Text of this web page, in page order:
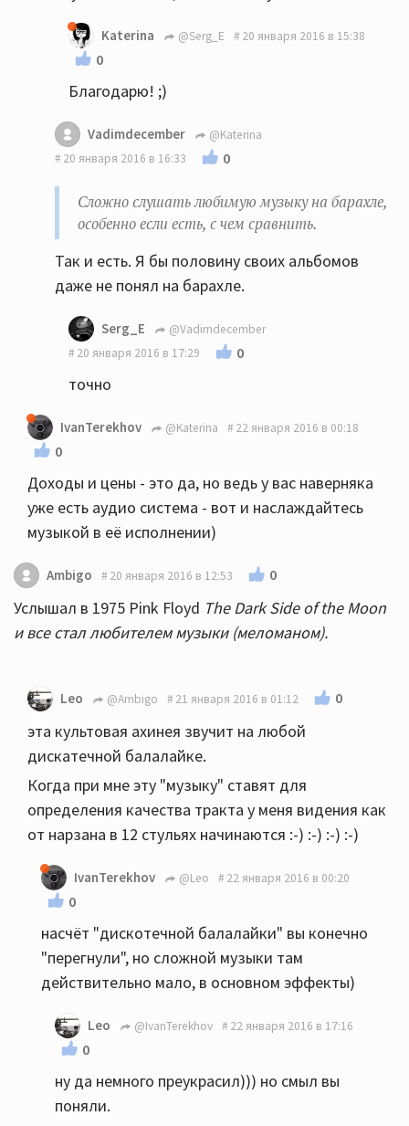
Katerina @Serg_E 20 января 2016 в 15:38
0
Благодарю! ;)
Vadimdecember
@Katerina
20 января 2016 в 16:33
0
Сложно слушать любимую музыку на барахле,
особенно если есть, с чем сравнить.
Так и есть. Я бы половину своих альбомов
даже не понял на барахле.
Serg_E
@Vadimdecember
20 января 2016 в 17:29
0
точно
IvanTerekhov @Katerina 22 января 2016 в 00:18
0
Доходы и цены - это да, но ведь у вас наверняка
уже есть аудио система - вот и наслаждайтесь
музыкой в её исполнении)
Ambigo 20 января 2016 в 12:53 0
Услышал в 1975 Pink Floyd The Dark Side of the Moon
и все стал любителем музыки (меломаном).
Leo @Ambigo 21 января 2016 в 01:12 0
эта культовая ахинея звучит на любой
дискатечной балалайке.
Когда при мне эту "музыку" ставят для
определения качества тракта у меня видения как
от нарзана в 12 стульях начинаются :-) :-) :-) :-)
IvanTerekhov @Leo 22 января 2016 в 00:20
0
насчёт "дискотечной балалайки" вы конечно
"перегнули", но сложной музыки там
действительно мало, в основном эффекты)
Leo @IvanTerekhov 22 января 2016 в 17:16
0
ну да немного преукрасил))) но смыл вы
поняли.